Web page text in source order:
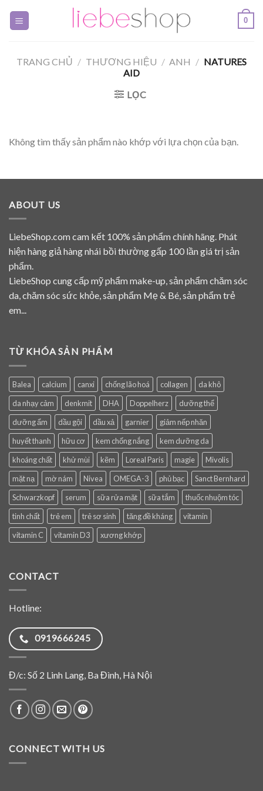
0
TRANG CHỦ / THƯƠNG HIỆU / ANH / NATURES
AID
LỌC
Không tìm thấy sản phẩm nào khớp với lựa chọn của bạn.
ABOUT US
LiebeShop.com cam kết 100% sản phẩm chính hãng. Phát
hiện hàng giả hàng nhái bồi thường gấp 100 lần giá trị sản
phẩm.
LiebeShop cung cấp mỹ phẩm make-up, sản phẩm chăm sóc
da, chăm sóc sức khỏe, sản phẩm Mẹ & Bé, sản phẩm trẻ
em...
TỪ KHÓA SẢN PHẨM
Balea calcium canxi chống lão hoá collagen
da khô
da nhạy cảm
denkmit DHA Doppelherz
dưỡng thể
dưỡng ẩm
dầu gội dầu xả garnier
giảm nếp nhăn
huyết thanh
hữu cơ kem chống nắng
kem dưỡng da
khoáng chất
khử mùi kẽm Loreal Paris magie
Mivolis
mặt nạ
mờ nám Nivea OMEGA-3 phủ bạc
Sanct Bernhard
Schwarzkopf
serum sữa rửa mặt sữa tắm
thuốc nhuộm tóc
tinh chất
trẻ em trẻ sơ sinh tăng đề kháng
vitamin
vitamin C
vitamin D3 xương khớp
CONTACT
Hotline:
0919666245
Đ/c: Số 2 Linh Lang, Ba Đình, Hà Nội
CONNECT WITH US